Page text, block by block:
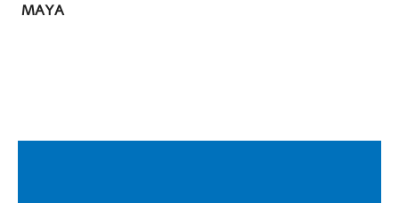
MÁS
MAYA